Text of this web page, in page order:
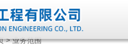
>业务范围